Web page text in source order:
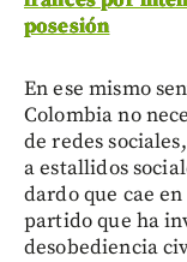
posesión
En ese mismo
Colombia no
de redes
a estallidos
dardo que cae
partido que ha
desobediencia